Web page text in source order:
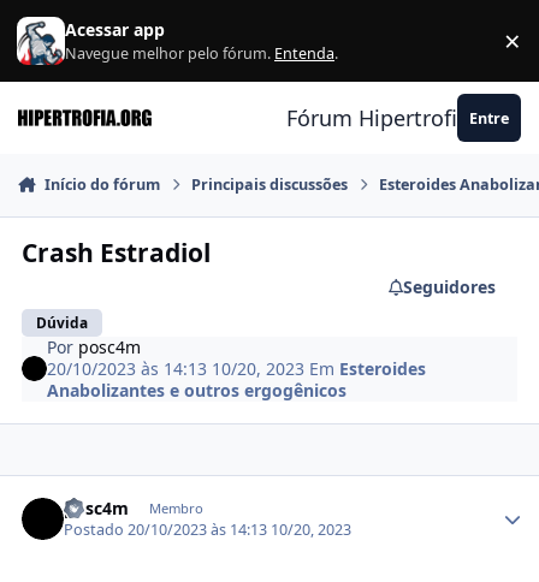
Ir para conteúdo
Acessar app
Navegue melhor pelo fórum. Entenda. ×
Fórum Hipertrofia.org
Entre
Início do fórum Principais discussões Esteroides
Crash Estradiol
Dúvida
Seguidores
Por posc4m
20/10/2023 às 14:13 10/20, 2023 Em Esteroides
Anabolizantes e outros ergogênicos
posc4m Membro
Postado20/10/2023 às 14:13 10/20, 2023